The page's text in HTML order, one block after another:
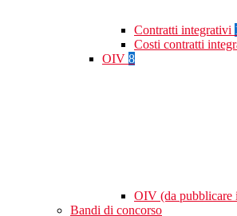
Contratti integrativi
Costi contratti
OIV 8
OIV (da pubblicare
Bandi di concorso